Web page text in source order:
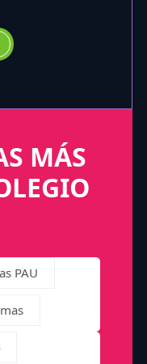
MÁS
PAU